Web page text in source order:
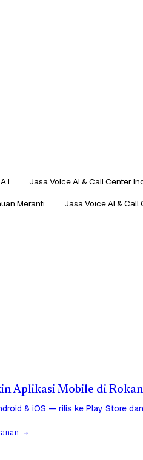
I
Jasa Voice AI & Call Center
Meranti Jasa Voice AI & Call
Aplikasi Mobile di
& iOS — rilis ke Play Store
→